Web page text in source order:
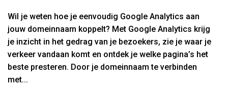
Wil je weten hoe je eenvoudig Google Analytics aan
jouw domeinnaam koppelt? Met Google Analytics krijg
je inzicht in het gedrag van je bezoekers, zie je waar je
verkeer vandaan komt en ontdek je welke pagina’s het
beste presteren. Door je domeinnaam te verbinden
met...